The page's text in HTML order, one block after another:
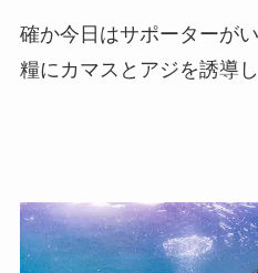
確か今日はサポーターが
糧にカマスとアジを誘導